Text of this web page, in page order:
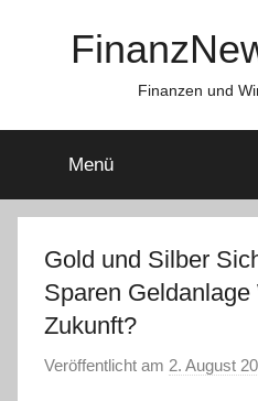
Finanzen und
Menü
Gold und Silber
Sparen
Zukunft?
Veröffentlicht am 2. August